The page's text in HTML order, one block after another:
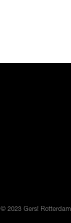
© 2023 Gers! Rotterdam